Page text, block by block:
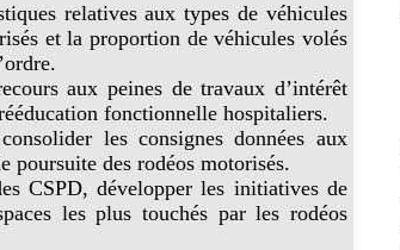
relatives aux types de véhicules
et la proportion de véhicules volés
aux peines de travaux d’intérêt
fonctionnelle hospitaliers.
les consignes données aux
poursuite des rodéos motorisés.
CSPD, développer les initiatives de
les plus touchés par les rodéos